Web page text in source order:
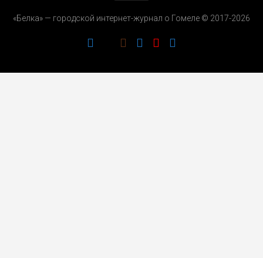
РЕКЛАМОДАТЕЛЯМ
«Белка» — городской интернет-журнал о Гомеле © 2017-2026